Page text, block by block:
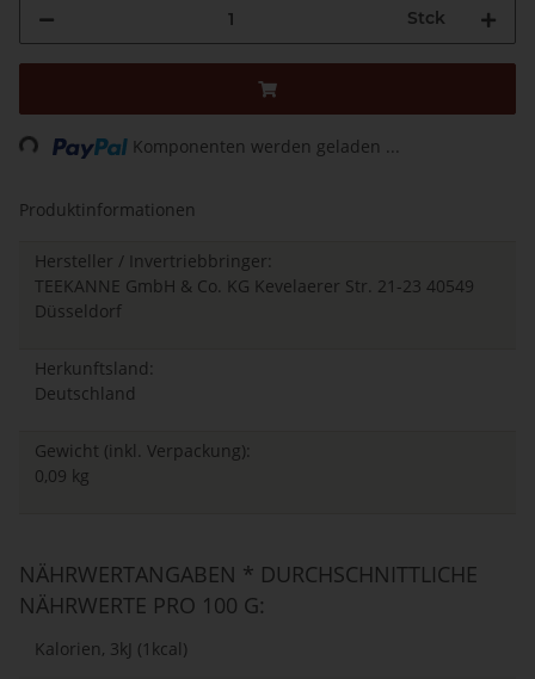
Stck
Loading... Komponenten werden geladen ...
Produktinformationen
Hersteller / Invertriebbringer:
TEEKANNE GmbH & Co. KG Kevelaerer Str. 21-23 40549
Düsseldorf
Herkunftsland:
Deutschland
Gewicht (inkl. Verpackung):
0,09 kg
NÄHRWERTANGABEN * DURCHSCHNITTLICHE
NÄHRWERTE PRO 100 G:
Kalorien, 3kJ (1kcal)